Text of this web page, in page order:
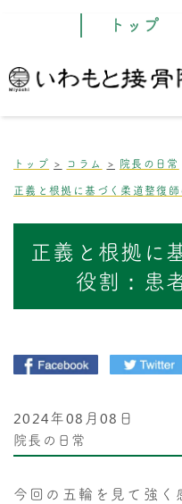
トップ
トップ コラム
院長の日常
正義と根拠に基づく柔道整復
正義と根拠に
役割：患
2024年08月08日
院長の日常
今回の五輪を見て強